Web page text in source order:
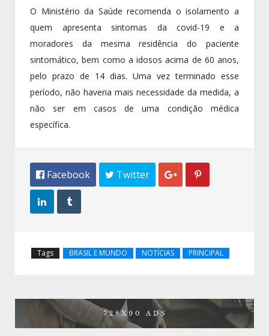
O Ministério da Saúde recomenda o isolamento a
quem apresenta sintomas da covid-19 e a
moradores da mesma residência do paciente
sintomático, bem como a idosos acima de 60 anos,
pelo prazo de 14 dias. Uma vez terminado esse
período, não haveria mais necessidade da medida, a
não ser em casos de uma condição médica
específica.
 Facebook  Twitter  
 
Tags BRASIL E MUNDO NOTÍCIAS PRINCIPAL